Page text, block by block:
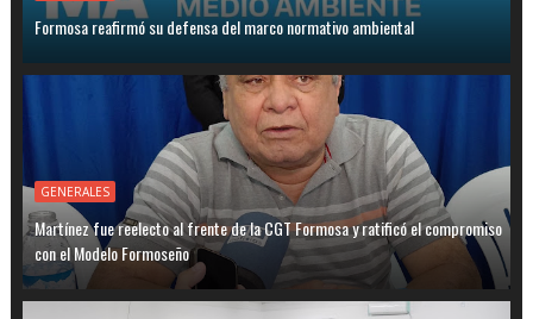
Formosa reafirmó su defensa del marco normativo ambiental
GENERALES
Martínez fue reelecto al frente de la CGT Formosa y ratificó el compromiso
con el Modelo Formoseño